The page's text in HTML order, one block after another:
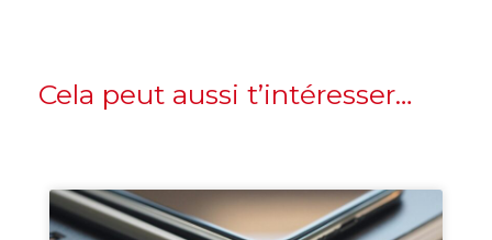
Cela peut aussi t’intéresser…